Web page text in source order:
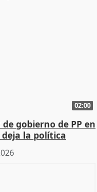
02:00
gobierno de PP en
la política